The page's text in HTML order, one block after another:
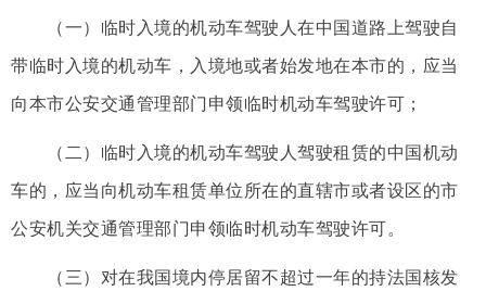
（一）临时入境的机动车驾驶人在中国道路上驾驶自
带临时入境的机动车，入境地或者始发地在本市的，应当
向本市公安交通管理部门申领临时机动车驾驶许可；
（二）临时入境的机动车驾驶人驾驶租赁的中国机动
车的，应当向机动车租赁单位所在的直辖市或者设区的市
公安机关交通管理部门申领临时机动车驾驶许可。
（三）对在我国境内停居留不超过一年的持法国核发